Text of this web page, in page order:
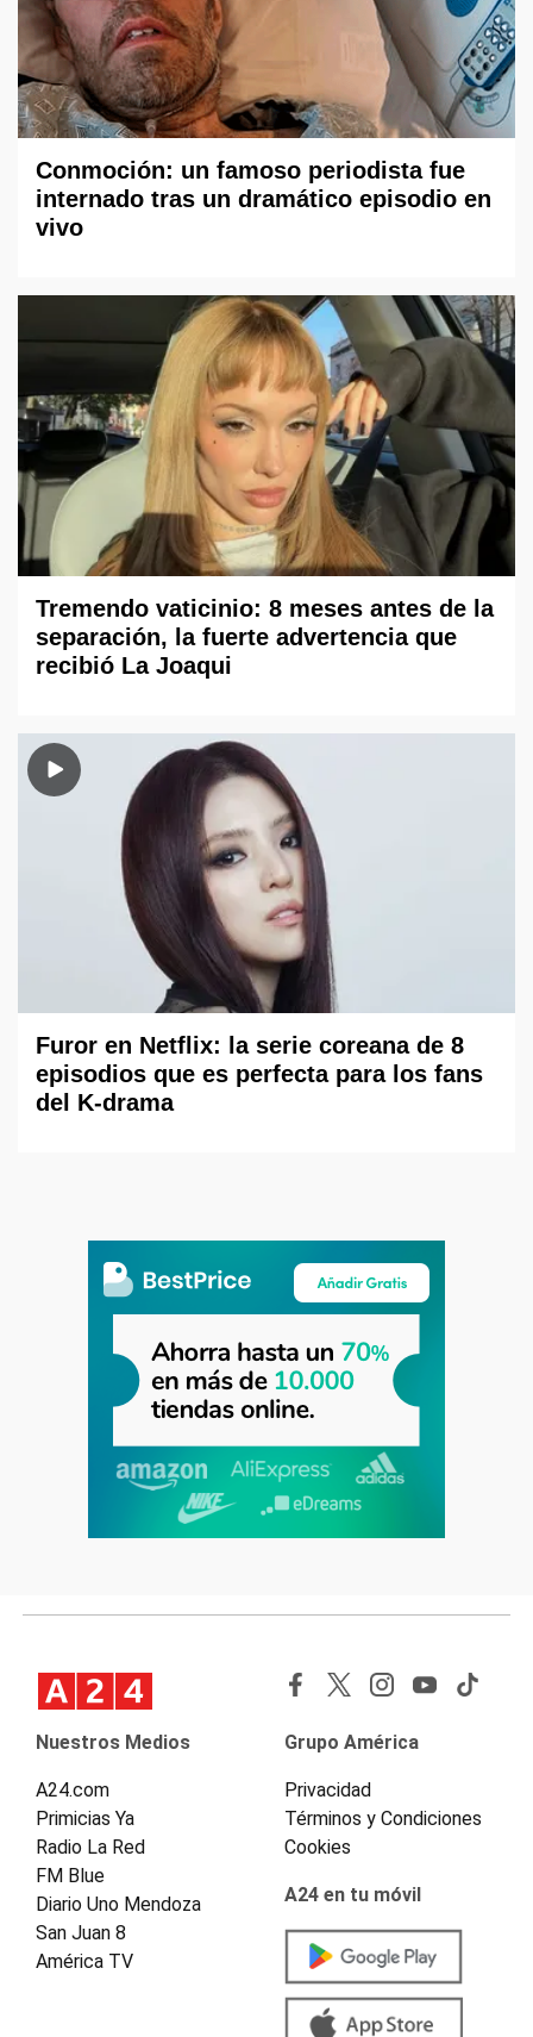
Conmoción: un famoso periodista fue
internado tras un dramático episodio en
vivo
Tremendo vaticinio: 8 meses antes de la
separación, la fuerte advertencia que
recibió La Joaqui
Furor en Netflix: la serie coreana de 8
episodios que es perfecta para los fans
del K-drama
Nuestros Medios
A24.com
Primicias Ya
Radio La Red
FM Blue
Diario Uno Mendoza
San Juan 8
América TV
Grupo América
Privacidad
Términos y Condiciones
Cookies
A24 en tu móvil